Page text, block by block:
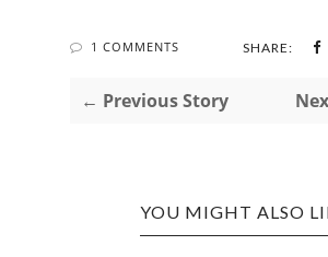
1 COMMENTS SHARE:
← Previous Story
YOU MIGHT ALSO